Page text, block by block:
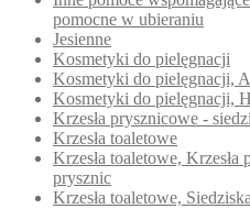
pomocne w ubieraniu
Jesienne
Kosmetyki do pielęgnacji
Kosmetyki do pielęgnacji,
Kosmetyki do pielęgnacji,
Krzesła prysznicowe -
Krzesła toaletowe
Krzesła toaletowe,
prysznic
Krzesła toaletowe,